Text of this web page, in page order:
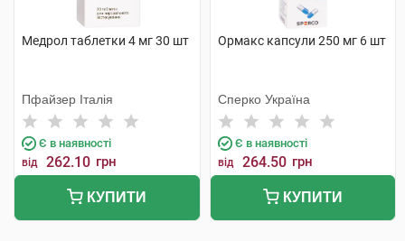
Медрол таблетки 4 мг 30 шт
Пфайзер Італія
Є в наявності
від 262.10 грн
КУПИТИ
Ормакс капсули 250 мг 6 шт
Сперко Україна
Є в наявності
від 264.50 грн
КУПИТИ